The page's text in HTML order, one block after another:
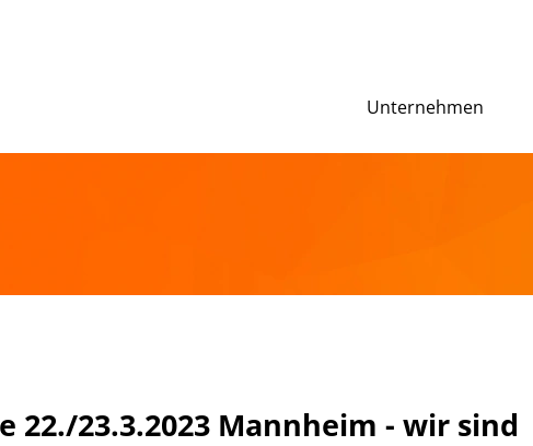
Unternehmen
22./23.3.2023 Mannheim - wir sind